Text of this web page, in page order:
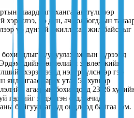
шаардлага хангасан түлшээр
үр дүн, ач холбогдлын
үр дүнтэй ажилласан жил байсныг
бууруулах ажлын хүрээнд
зөвлөлийн зөвлөмжийн
хэрэглээнд нэвтрүүлснээр гэр
яндангаас гарах утаа 50 хувиар
агаарын бохирдолд 23-26
гэдгийг эрдэмтэн судлаачид,
байгууллагууд онцлоод байгаа юм.